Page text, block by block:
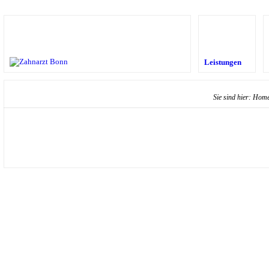
Leistungen
Sie sind hier: